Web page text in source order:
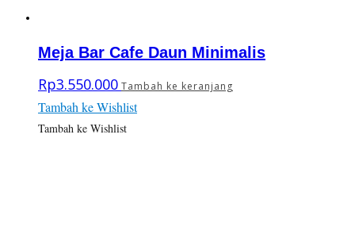
Meja Bar Cafe Daun Minimalis
Rp3.550.000 Tambah ke keranjang
Tambah ke Wishlist
Tambah ke Wishlist